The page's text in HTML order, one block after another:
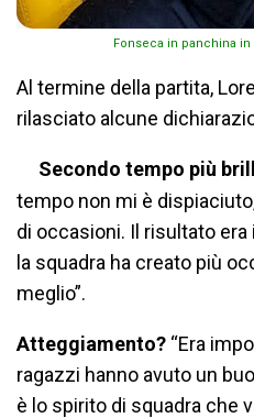
Fonseca in panchina in
Al termine della partita,
rilasciato alcune
Secondo tempo più
tempo non mi è
di occasioni. Il risultato
la squadra ha creato più
meglio”.
Atteggiamento? “Era
ragazzi hanno avuto un
è lo spirito di squadra che